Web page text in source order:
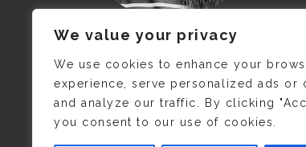
We value your privacy
We use cookies to enhance your
experience, serve personalized ads or
and analyze our traffic. By clicking
you consent to our use of cookies.
JE M’APPELLE DELPHINE MAIS
C’EST ©CAMILLE COLLIN QUI A
PRIS CETTE PHOTO !